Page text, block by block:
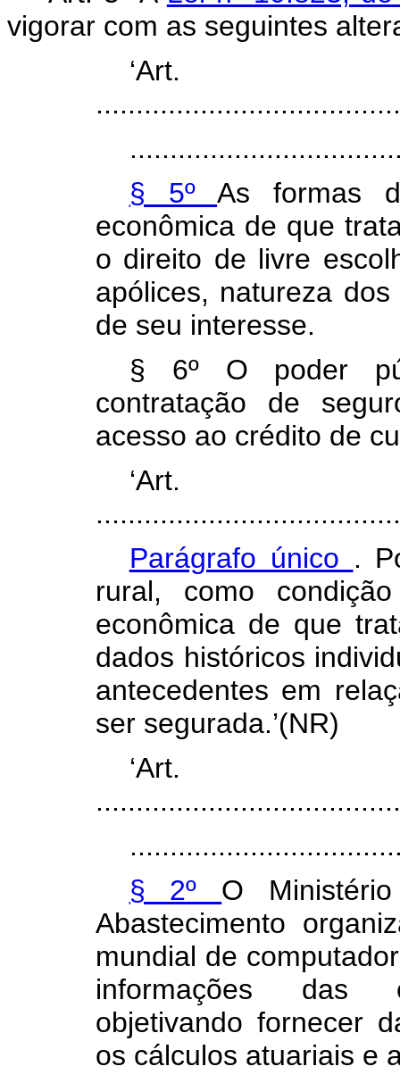
vigorar com as seguintes
§ 5ºAs formas
econômica de que
o direito de livre
apólices, natureza
de seu interesse.
§ 6º O poder
contratação de
acesso ao crédito de
Parágrafo único .
rural, como
econômica de que
dados históricos
antecedentes em
ser segurada.’(NR)
§ 2º O
Abastecimento
mundial de
informações das
objetivando fornecer
os cálculos atuariais e